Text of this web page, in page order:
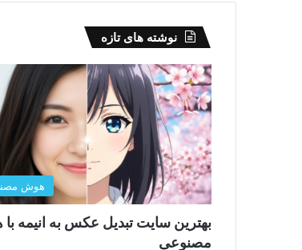
نوشته های تازه
هوش
بهترین سایت تبدیل عکس به انیمه
مصنوعی